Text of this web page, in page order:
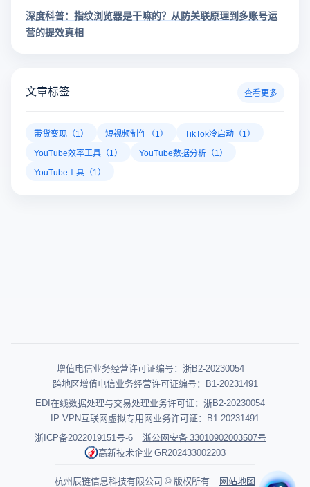
深度科普：指纹浏览器是干嘛的？从防关联原理到多账号运
营的提效真相
文章标签 查看更多
带货变现（1） 短视频制作（1）
TikTok冷启动（1）
YouTube效率工具（1）
YouTube数据分析（1）
YouTube工具（1）
增值电信业务经营许可证编号：浙B2-20230054
跨地区增值电信业务经营许可证编号：B1-20231491
EDI在线数据处理与交易处理业务许可证：浙B2-20230054
IP-VPN互联网虚拟专用网业务许可证：B1-20231491
浙ICP备2022019151号-6
浙公网安备 33010902003507号
高新技术企业 GR202433002203
杭州辰链信息科技有限公司 © 版权所有 网站地图